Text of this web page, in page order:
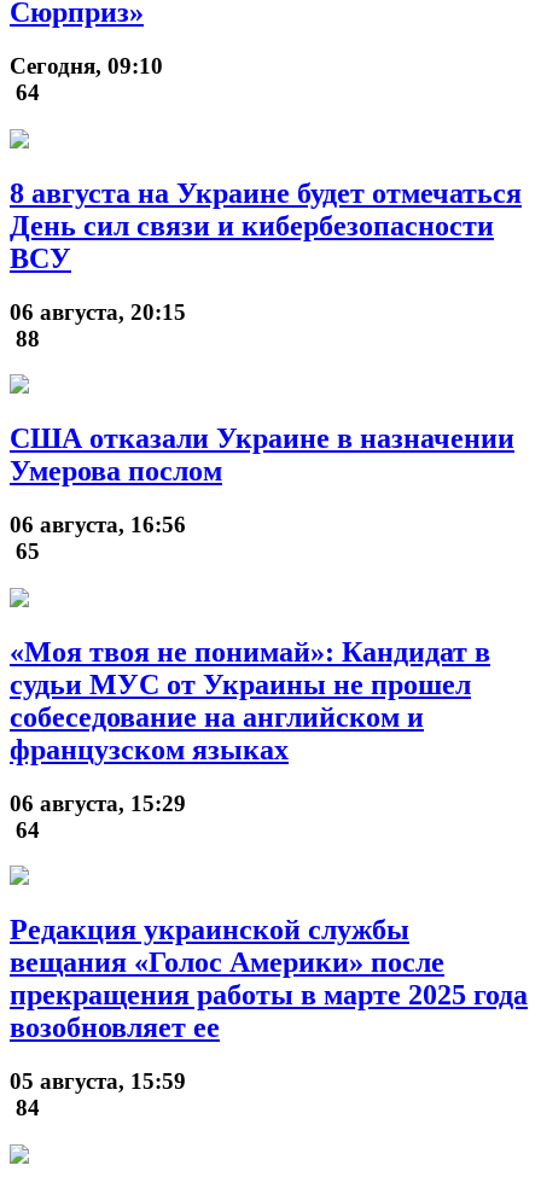
Сюрприз»
Сегодня, 09:10
64
8 августа на Украине будет отмечаться
День сил связи и кибербезопасности
ВСУ
06 августа, 20:15
88
США отказали Украине в назначении
Умерова послом
06 августа, 16:56
65
«Моя твоя не понимай»: Кандидат в
судьи МУС от Украины не прошел
собеседование на английском и
французском языках
06 августа, 15:29
64
Редакция украинской службы
вещания «Голос Америки» после
прекращения работы в марте 2025 года
возобновляет ее
05 августа, 15:59
84